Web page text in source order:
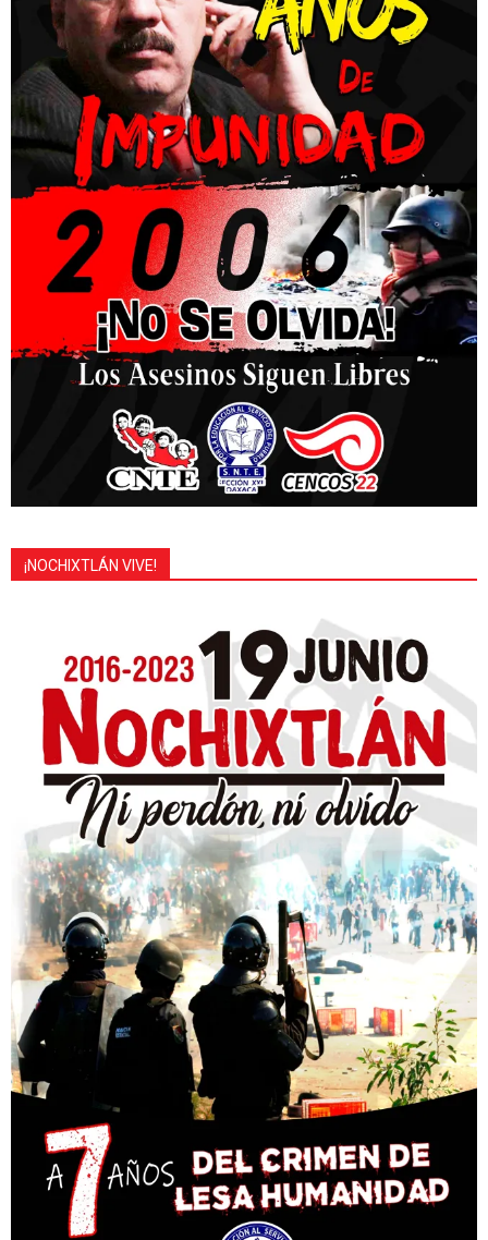
¡NOCHIXTLÁN VIVE!